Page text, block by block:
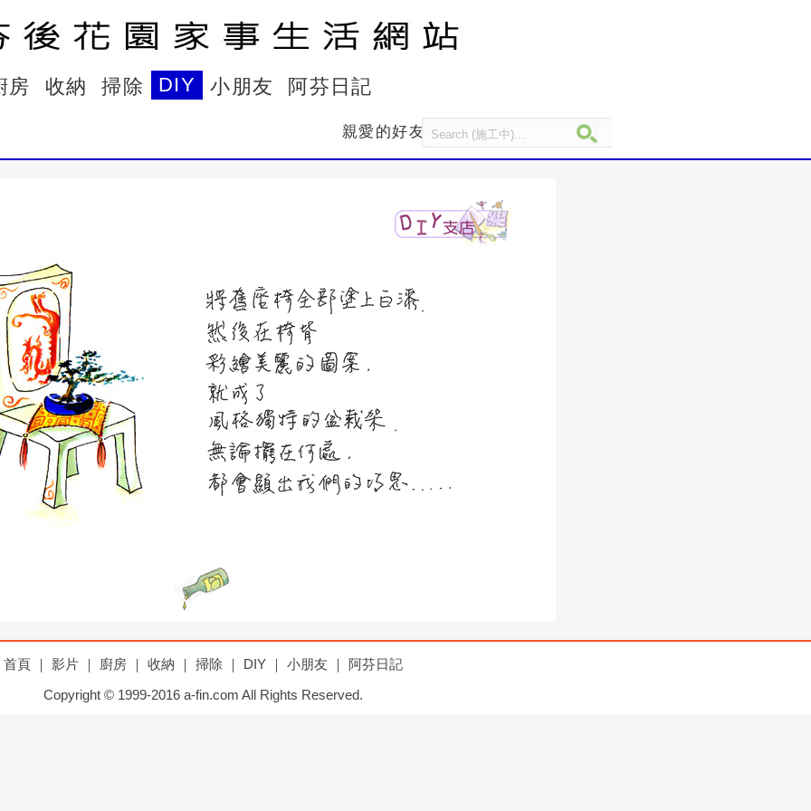
房 收納 掃除 DIY 小朋友 阿芬日記
親愛的好友, [阿芬後花園]誕生於上個世紀末, 10多年來,我們
首頁 ｜ 影片 ｜ 廚房 ｜ 收納 ｜ 掃除 ｜ DIY ｜ 小朋友 ｜
阿芬日記
Copyright © 1999-2016 a-fin.com All Rights Reserved.